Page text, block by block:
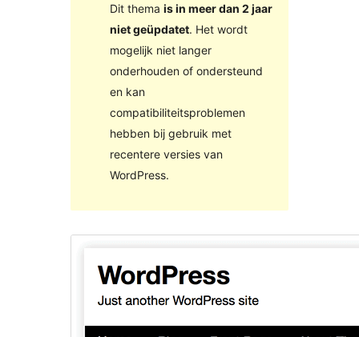
Dit thema is in meer dan 2 jaar
niet geüpdatet. Het wordt
mogelijk niet langer
onderhouden of ondersteund
en kan
compatibiliteitsproblemen
hebben bij gebruik met
recentere versies van
WordPress.